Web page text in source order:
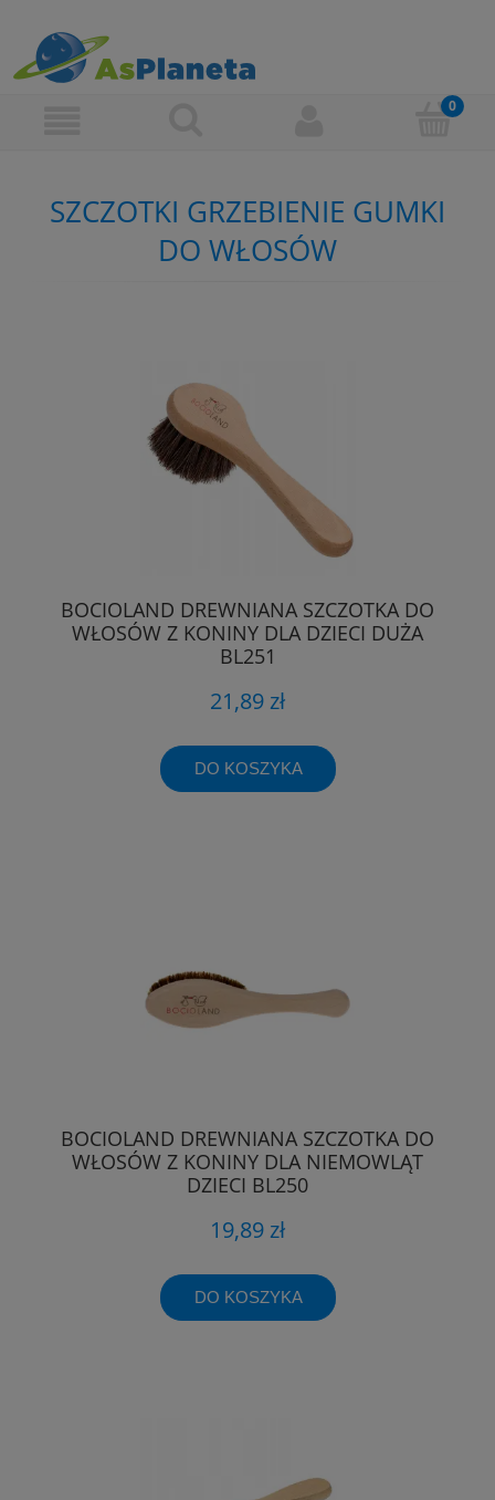
SZCZOTKI GRZEBIENIE GUMKI
DO WŁOSÓW
BOCIOLAND DREWNIANA SZCZOTKA DO
WŁOSÓW Z KONINY DLA DZIECI DUŻA
BL251
21,89 zł
DO KOSZYKA
BOCIOLAND DREWNIANA SZCZOTKA DO
WŁOSÓW Z KONINY DLA NIEMOWLĄT
DZIECI BL250
19,89 zł
DO KOSZYKA